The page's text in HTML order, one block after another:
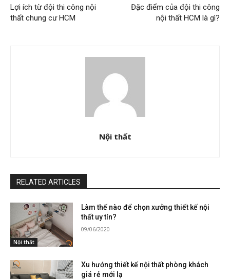
Lợi ích từ đội thi công nội
thất chung cư HCM
Đặc điểm của đội thi công
nội thất HCM là gì?
Nội thất
RELATED ARTICLES
Nội thất
Làm thế nào để chọn xưởng thiết kế nội
thất uy tín?
09/06/2020
Xu hướng thiết kế nội thất phòng khách
giá rẻ mới lạ